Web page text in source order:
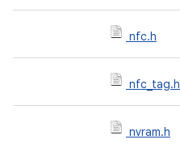
nfc.h
nfc_tag.h
nvram.h